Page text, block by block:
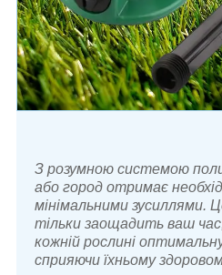
З розумною системою
або город отримає
мінімальними зусиллями.
тільки заощадить ваш
кожній рослині
сприяючи їхньому